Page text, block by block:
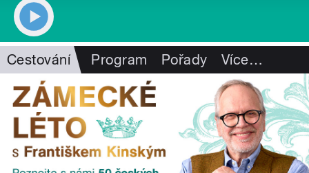
Cestování Program Pořady Více…